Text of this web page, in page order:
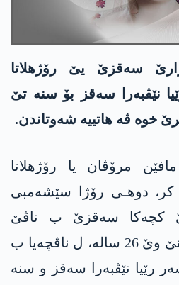
سه‌قزێ یێ رۆژهلاتا
نێڤبه‌را سه‌قز بۆ سنه‌ تێ
خوه‌ ڤه‌ هاتییه‌ شه‌وتاندن.
مرۆڤان یا رۆژهلاتا
كر، دوهـی رۆژا سێشه‌مبی
كچه‌كا سه‌قزێ ب ناڤێ
گولاله‌ شێخی كو ته‌مه‌نێ وێ 26 ساله‌، ل ناڤچه‌یا ب
رێیا نێڤبه‌را سه‌قز و سنه‌